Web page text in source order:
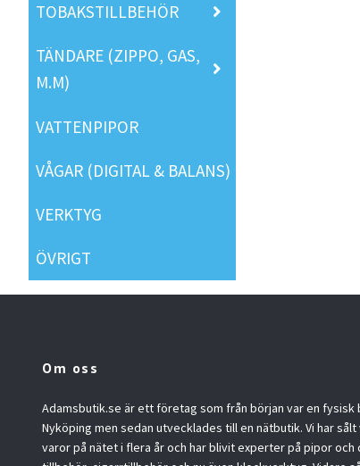
TOBAKSTILLBEHÖR
TÄNDARE (ZIPPO, GAS,
M.M)
VATTENPIPOR
VÅGAR (DIGITAL & BALANS)
VERKTYG
ÖVRIGT
Om oss
Adamsbutik.se är ett företag som från början var en fysisk
Nyköping men sedan utvecklades till en nätbutik. Vi har sålt
varor på nätet i flera år och har blivit experter på pipor och